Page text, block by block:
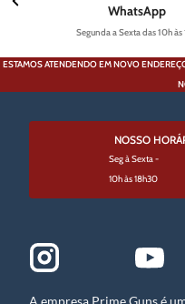
WhatsApp
Segunda a Sexta das 10h às
ESTAMOS ATENDENDO EM NOVO
NOSSO
Seg à Sexta -
10h às 18h30
A empresa Prime Guns é